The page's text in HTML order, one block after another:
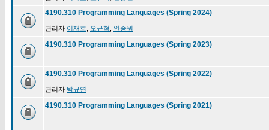
4190.310 Programming Languages (Spring 2024)
관리자 이재호 오규혁 안중원
4190.310 Programming Languages (Spring 2023)
4190.310 Programming Languages (Spring 2022)
관리자 박규연
4190.310 Programming Languages (Spring 2021)